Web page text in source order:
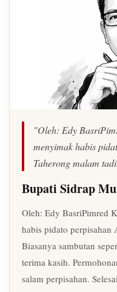
"Oleh: Edy
menyimak habis
Taherong malam
Bupati Sidrap
Oleh: Edy BasriPimred
habis pidato perpisahan
Biasanya sambutan
terima kasih.
salam perpisahan.